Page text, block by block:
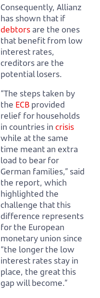
Consequently, Allianz
has shown that if
debtors are the ones
that benefit from low
interest rates,
creditors are the
potential losers.
“The steps taken by
the ECB provided
relief for households
in countries in crisis
while at the same
time meant an extra
load to bear for
German families,” said
the report, which
highlighted the
challenge that this
difference represents
for the European
monetary union since
“the longer the low
interest rates stay in
place, the great this
gap will become.”